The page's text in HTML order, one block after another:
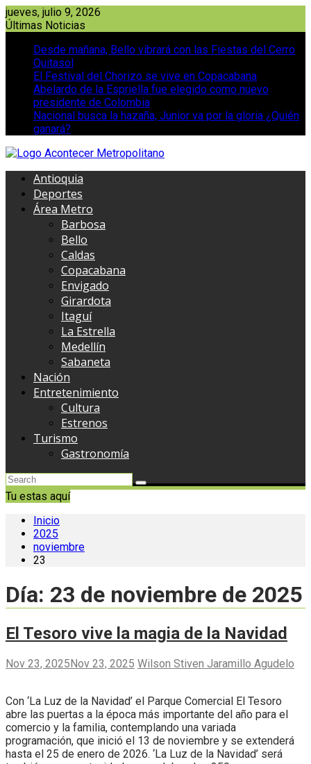
Saltar
al
jueves, julio 9, 2026
Últimas Noticias
Desde mañana, Bello vibrará con las Fiestas del Cerro
Quitasol
El Festival del Chorizo se vive en Copacabana
Abelardo de la Espriella fue elegido como nuevo
presidente de Colombia
Nacional busca la hazaña, Junior va por la gloria ¿Quién
ganará?
Antioquia
Deportes
Área Metro
Barbosa
Bello
Caldas
Copacabana
Envigado
Girardota
Itaguí
La Estrella
Medellín
Sabaneta
Nación
Entretenimiento
Cultura
Estrenos
Turismo
Gastronomía
Tu estas aquí
Inicio
2025
noviembre
23
Día: 23 de noviembre de 2025
El Tesoro vive la magia de la Navidad
Nov 23, 2025Nov 23, 2025 Wilson Stiven Jaramillo Agudelo
Con ‘La Luz de la Navidad’ el Parque Comercial El Tesoro
abre las puertas a la época más importante del año para el
comercio y la familia, contemplando una variada
programación, que inició el 13 de noviembre y se extenderá
hasta el 25 de enero de 2026. ‘La Luz de la Navidad’ será